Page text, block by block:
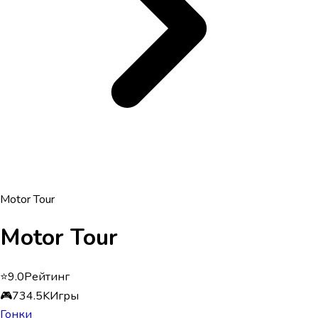
Motor Tour
Motor Tour
⭐9.0Рейтинг
🎮734.5KИгры
Гонки